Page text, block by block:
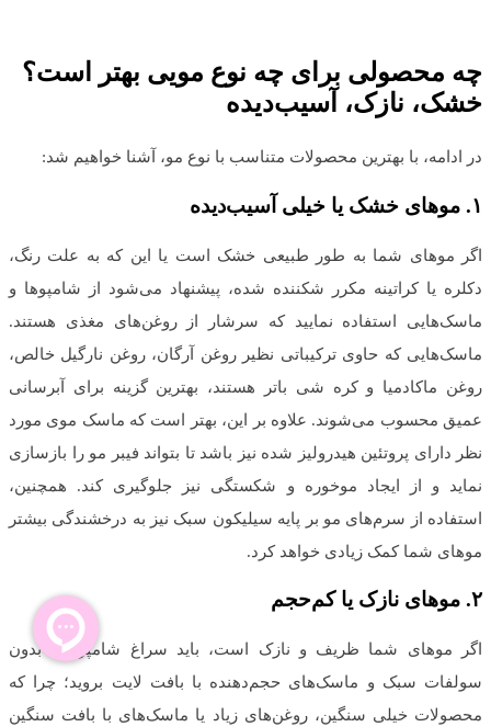
چه محصولی برای چه نوع مویی بهتر است؟
خشک، نازک، آسیب‌دیده
در ادامه، با بهترین محصولات متناسب با نوع مو، آشنا خواهیم شد:
۱. موهای خشک یا خیلی آسیب‌دیده
اگر موهای شما به طور طبیعی خشک است یا این که به علت رنگ،
دکلره یا کراتینه مکرر شکننده شده، پیشنهاد می‌شود از شامپوها و
ماسک‌هایی استفاده نمایید که سرشار از روغن‌های مغذی هستند.
ماسک‌هایی که حاوی ترکیباتی نظیر روغن آرگان، روغن نارگیل خالص،
روغن ماکادمیا و کره شی باتر هستند، بهترین گزینه برای آبرسانی
عمیق محسوب می‌شوند. علاوه بر این، بهتر است که ماسک موی مورد
نظر دارای پروتئین هیدرولیز شده نیز باشد تا بتواند فیبر مو را بازسازی
نماید و از ایجاد موخوره و شکستگی نیز جلوگیری کند. همچنین،
استفاده از سرم‌های مو بر پایه سیلیکون سبک نیز به درخشندگی بیشتر
موهای شما کمک زیادی خواهد کرد.
۲. موهای نازک یا کم‌حجم
اگر موهای شما ظریف و نازک است، باید سراغ شامپوهای بدون
سولفات سبک و ماسک‌های حجم‌دهنده با بافت لایت بروید؛ چرا که
محصولات خیلی سنگین، روغن‌های زیاد یا ماسک‌های با بافت سنگین